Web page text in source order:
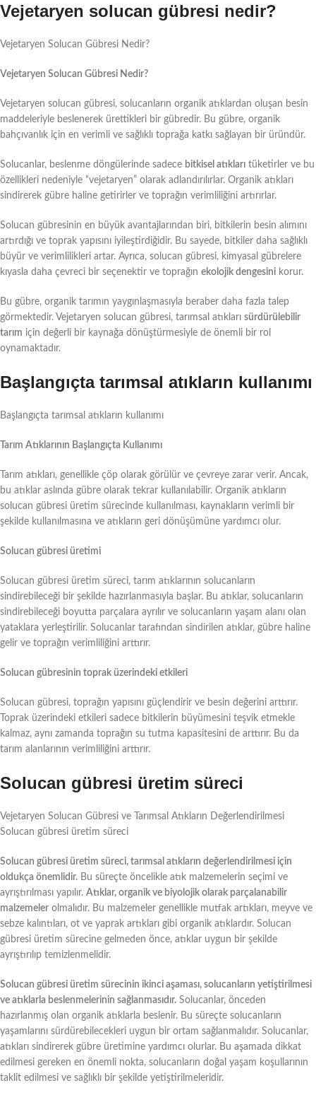
Vejetaryen solucan gübresi nedir?
Vejetaryen Solucan Gübresi Nedir?
Vejetaryen Solucan Gübresi Nedir?
Vejetaryen solucan gübresi, solucanların organik atıklardan oluşan besin
maddeleriyle beslenerek ürettikleri bir gübredir. Bu gübre, organik
bahçıvanlık için en verimli ve sağlıklı toprağa katkı sağlayan bir üründür.
Solucanlar, beslenme döngülerinde sadece bitkisel atıkları tüketirler ve bu
özellikleri nedeniyle “vejetaryen” olarak adlandırılırlar. Organik atıkları
sindirerek gübre haline getirirler ve toprağın verimliliğini artırırlar.
Solucan gübresinin en büyük avantajlarından biri, bitkilerin besin alımını
artırdığı ve toprak yapısını iyileştirdiğidir. Bu sayede, bitkiler daha sağlıklı
büyür ve verimlilikleri artar. Ayrıca, solucan gübresi, kimyasal gübrelere
kıyasla daha çevreci bir seçenektir ve toprağın ekolojik dengesini korur.
Bu gübre, organik tarımın yaygınlaşmasıyla beraber daha fazla talep
görmektedir. Vejetaryen solucan gübresi, tarımsal atıkları sürdürülebilir
tarım için değerli bir kaynağa dönüştürmesiyle de önemli bir rol
oynamaktadır.
Başlangıçta tarımsal atıkların kullanımı
Başlangıçta tarımsal atıkların kullanımı
Tarım Atıklarının Başlangıçta Kullanımı
Tarım atıkları, genellikle çöp olarak görülür ve çevreye zarar verir. Ancak,
bu atıklar aslında gübre olarak tekrar kullanılabilir. Organik atıkların
solucan gübresi üretim sürecinde kullanılması, kaynakların verimli bir
şekilde kullanılmasına ve atıkların geri dönüşümüne yardımcı olur.
Solucan gübresi üretimi
Solucan gübresi üretim süreci, tarım atıklarının solucanların
sindirebileceği bir şekilde hazırlanmasıyla başlar. Bu atıklar, solucanların
sindirebileceği boyutta parçalara ayrılır ve solucanların yaşam alanı olan
yataklara yerleştirilir. Solucanlar tarafından sindirilen atıklar, gübre haline
gelir ve toprağın verimliliğini arttırır.
Solucan gübresinin toprak üzerindeki etkileri
Solucan gübresi, toprağın yapısını güçlendirir ve besin değerini arttırır.
Toprak üzerindeki etkileri sadece bitkilerin büyümesini teşvik etmekle
kalmaz, aynı zamanda toprağın su tutma kapasitesini de arttırır. Bu da
tarım alanlarının verimliliğini arttırır.
Solucan gübresi üretim süreci
Vejetaryen Solucan Gübresi ve Tarımsal Atıkların Değerlendirilmesi
Solucan gübresi üretim süreci
Solucan gübresi üretim süreci, tarımsal atıkların değerlendirilmesi için
oldukça önemlidir. Bu süreçte öncelikle atık malzemelerin seçimi ve
ayrıştırılması yapılır. Atıklar, organik ve biyolojik olarak parçalanabilir
malzemeler olmalıdır. Bu malzemeler genellikle mutfak artıkları, meyve ve
sebze kalıntıları, ot ve yaprak artıkları gibi organik atıklardır. Solucan
gübresi üretim sürecine gelmeden önce, atıklar uygun bir şekilde
ayrıştırılıp temizlenmelidir.
Solucan gübresi üretim sürecinin ikinci aşaması, solucanların yetiştirilmesi
ve atıklarla beslenmelerinin sağlanmasıdır. Solucanlar, önceden
hazırlanmış olan organik atıklarla beslenir. Bu süreçte solucanların
yaşamlarını sürdürebilecekleri uygun bir ortam sağlanmalıdır. Solucanlar,
atıkları sindirerek gübre üretimine yardımcı olurlar. Bu aşamada dikkat
edilmesi gereken en önemli nokta, solucanların doğal yaşam koşullarının
taklit edilmesi ve sağlıklı bir şekilde yetiştirilmeleridir.